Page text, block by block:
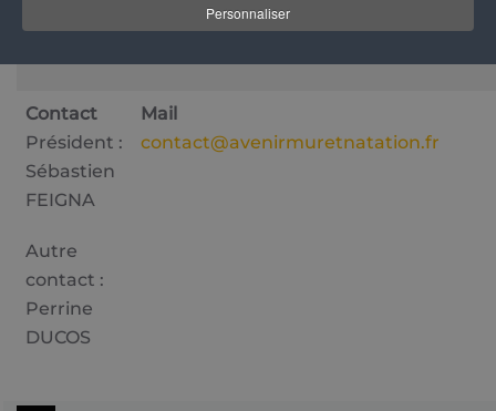
Personnaliser
Contact
Président :
Sébastien
FEIGNA
Autre
contact :
Perrine
DUCOS
Mail
contact@avenirmuretnatation.fr